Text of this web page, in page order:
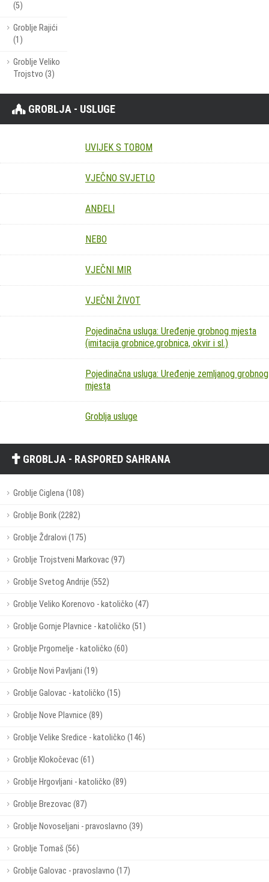
(5)
Groblje Rajići
(1)
Groblje Veliko
Trojstvo (3)
GROBLJA - USLUGE
UVIJEK S TOBOM
VJEČNO SVJETLO
ANĐELI
NEBO
VJEČNI MIR
VJEČNI ŽIVOT
Pojedinačna usluga: Uređenje grobnog mjesta
(imitacija grobnice,grobnica, okvir i sl.)
Pojedinačna usluga: Uređenje zemljanog grobnog
mjesta
Groblja usluge
GROBLJA - RASPORED SAHRANA
Groblje Ciglena (108)
Groblje Borik (2282)
Groblje Ždralovi (175)
Groblje Trojstveni Markovac (97)
Groblje Svetog Andrije (552)
Groblje Veliko Korenovo - katoličko (47)
Groblje Gornje Plavnice - katoličko (51)
Groblje Prgomelje - katoličko (60)
Groblje Novi Pavljani (19)
Groblje Galovac - katoličko (15)
Groblje Nove Plavnice (89)
Groblje Velike Sredice - katoličko (146)
Groblje Klokočevac (61)
Groblje Hrgovljani - katoličko (89)
Groblje Brezovac (87)
Groblje Novoseljani - pravoslavno (39)
Groblje Tomaš (56)
Groblje Galovac - pravoslavno (17)